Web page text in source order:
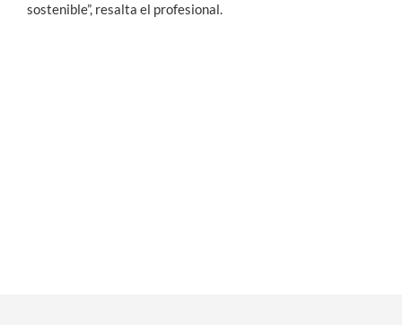
sostenible”, resalta el profesional.